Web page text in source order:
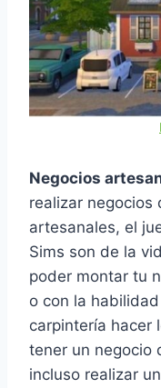
Negocios
realizar negocios
artesanales, el
Sims son de la
poder montar tu
o con la
carpintería hacer
tener un negocio
incluso realizar